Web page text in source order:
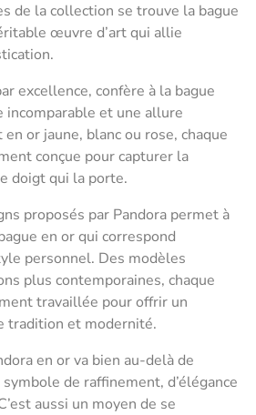
de la collection se trouve la bague
œuvre d’art qui allie
excellence, confère à la bague
incomparable et une allure
or jaune, blanc ou rose, chaque
conçue pour capturer la
doigt qui la porte.
proposés par Pandora permet à
en or qui correspond
personnel. Des modèles
plus contemporaines, chaque
travaillée pour offrir un
tradition et modernité.
en or va bien au-delà de
symbole de raffinement, d’élégance
aussi un moyen de se